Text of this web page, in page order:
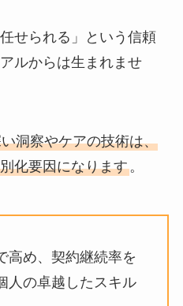
せられる」という信頼
ルからは生まれませ
洞察やケアの技術は、
化要因になります。
高め、契約継続率を
人の卓越したスキル